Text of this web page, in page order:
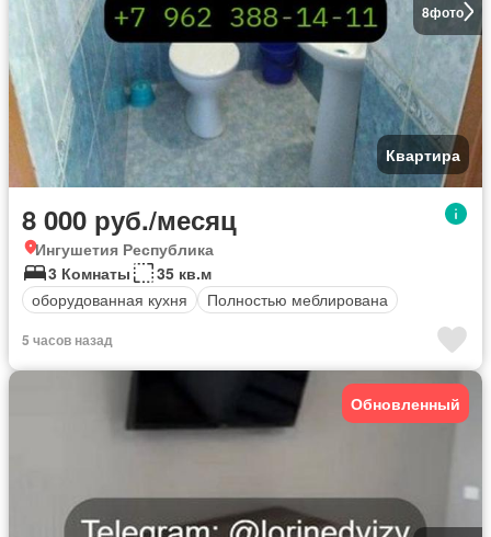
8фото
Квартира
8 000 руб./месяц
Ингушетия Республика
3 Комнаты
35 кв.м
оборудованная кухня
Полностью меблирована
5 часов назад
Обновленный